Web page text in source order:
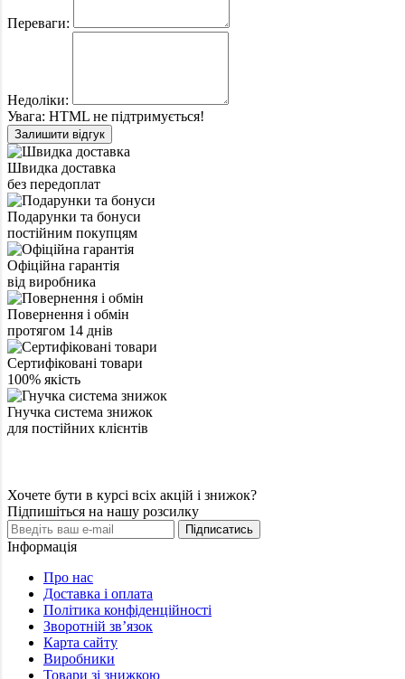
Переваги:
Недоліки:
Увага: HTML не підтримується!
Залишити відгук
Швидка доставка
без передоплат
Подарунки та бонуси
постійним покупцям
Офіційна гарантія
від виробника
Повернення і обмін
протягом 14 днів
Сертифіковані товари
100% якість
Гнучка система знижок
для постійних клієнтів
Хочете бути в курсі всіх акцій і знижок?
Підпишіться на нашу розсилку
Підписатись
Інформація
Про нас
Доставка і оплата
Політика конфіденційності
Зворотній зв’язок
Карта сайту
Виробники
Товари зі знижкою